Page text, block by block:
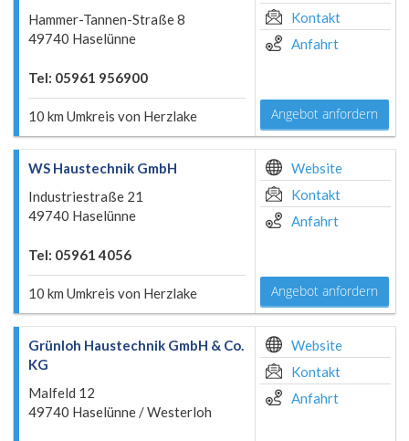
Hammer-Tannen-Straße 8
49740 Haselünne
Tel: 05961 956900
10 km Umkreis von Herzlake
Kontakt
Anfahrt
Angebot anfordern
WS Haustechnik GmbH
Industriestraße 21
49740 Haselünne
Tel: 05961 4056
10 km Umkreis von Herzlake
Website
Kontakt
Anfahrt
Angebot anfordern
Grünloh Haustechnik GmbH & Co.
KG
Malfeld 12
49740 Haselünne / Westerloh
Website
Kontakt
Anfahrt